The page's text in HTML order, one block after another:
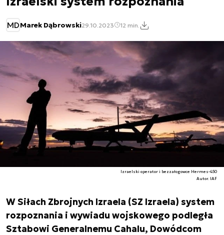
MDMarek Dąbrowski29.10.2023 12 min.
Izraelski operator i bezzałogowce Hermes-450
Autor. IAF
W Siłach Zbrojnych Izraela (SZ Izraela) system
rozpoznania i wywiadu wojskowego podległa
Sztabowi Generalnemu Cahalu, Dowódcom